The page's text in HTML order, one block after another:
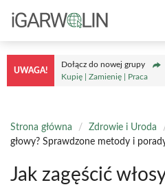
treści
UWAGA!
Dołącz do nowej grupy
Kupię | Zamienię | Praca
Strona główna / Zdrowie i Uroda
głowy? Sprawdzone metody i
Jak zagęścić